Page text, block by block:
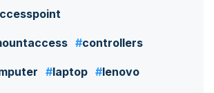
controllers
laptop lenovo